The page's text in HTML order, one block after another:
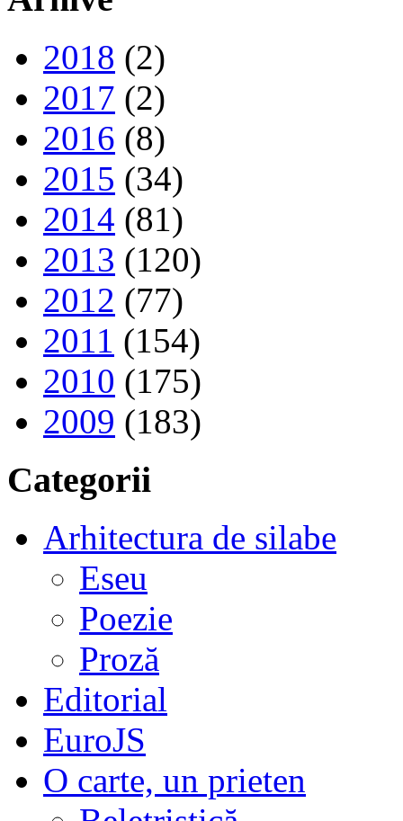
2018 (2)
2017 (2)
2016 (8)
2015 (34)
2014 (81)
2013 (120)
2012 (77)
2011 (154)
2010 (175)
2009 (183)
Categorii
Arhitectura de silabe
Eseu
Poezie
Proză
Editorial
EuroJS
O carte, un prieten